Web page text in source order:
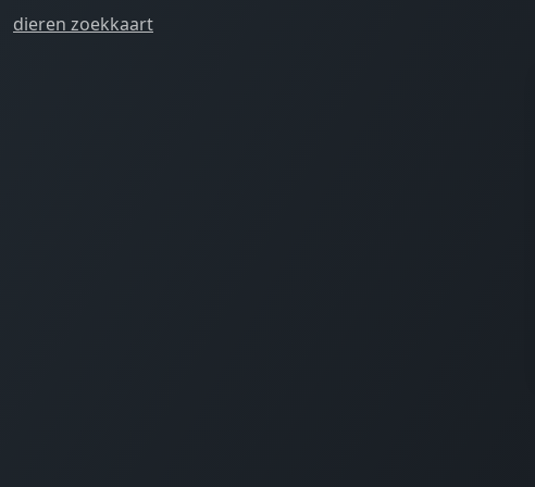
dieren zoekkaart